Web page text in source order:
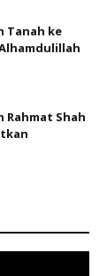
Tanah ke
Rahmat Shah